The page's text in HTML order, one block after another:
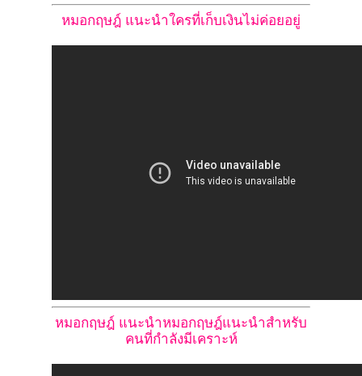
หมอกฤษฎ์ แนะนำใครที่เก็บเงินไม่ค่อยอยู่
หมอกฤษฎ์ แนะนำหมอกฤษฎ์แนะนำสำหรับ
คนที่กำลังมีเคราะห์